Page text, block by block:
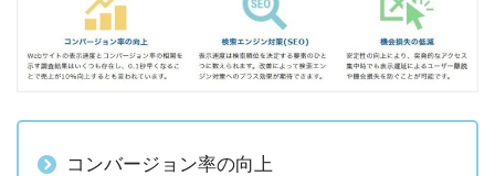
コンバージョン率の向上